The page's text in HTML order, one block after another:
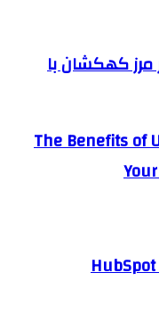
کهکشان با
The Benefits of